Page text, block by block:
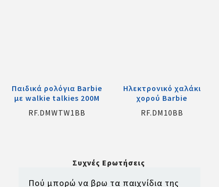
Παιδικά ρολόγια Barbie
με walkie talkies 200M
RF.DMWTW1BB
Ηλεκτρονικό χαλάκι
χορού Barbie
RF.DM10BB
Συχνές Ερωτήσεις
Πού μπορώ να βρω τα παιχνίδια της